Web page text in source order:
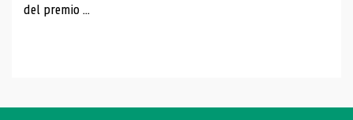
del premio ...